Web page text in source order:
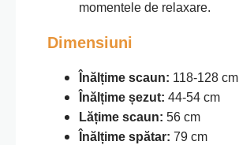
momentele de relaxare.
Dimensiuni
Înălțime scaun: 118-128 cm
Înălțime șezut: 44-54 cm
Lățime scaun: 56 cm
Înălțime spătar: 79 cm